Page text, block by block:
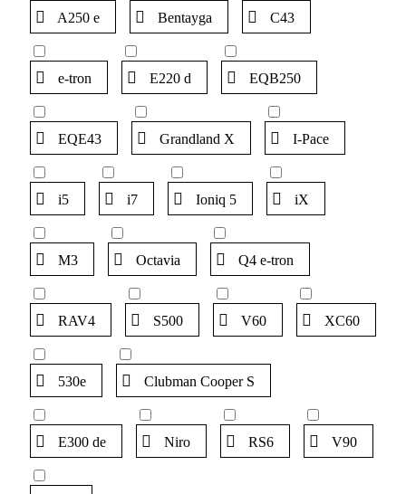
A250 e Bentayga C43
e-tron E220 d EQB250
EQE43 Grandland X I-Pace
i5 i7 Ioniq 5 iX
M3 Octavia Q4 e-tron
RAV4 S500 V60 XC60
530e Clubman Cooper S
E300 de Niro RS6 V90